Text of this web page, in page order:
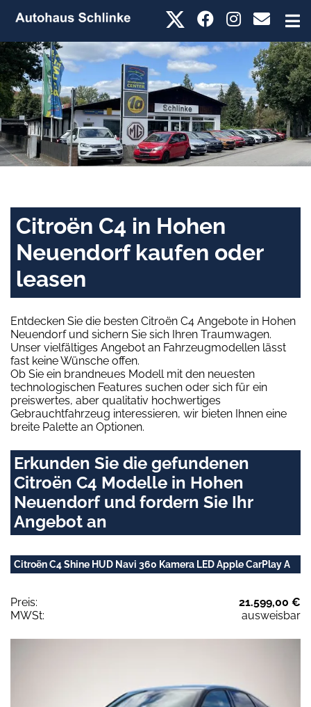
Citroën C4 in Hohen
Neuendorf kaufen oder
leasen
Entdecken Sie die besten Citroën C4 Angebote in Hohen
Neuendorf und sichern Sie sich Ihren Traumwagen.
Unser vielfältiges Angebot an Fahrzeugmodellen lässt
fast keine Wünsche offen.
Ob Sie ein brandneues Modell mit den neuesten
technologischen Features suchen oder sich für ein
preiswertes, aber qualitativ hochwertiges
Gebrauchtfahrzeug interessieren, wir bieten Ihnen eine
breite Palette an Optionen.
Erkunden Sie die gefundenen
Citroën C4 Modelle in Hohen
Neuendorf und fordern Sie Ihr
Angebot an
Citroën C4 Shine HUD Navi 360 Kamera LED Apple CarPlay A
Preis:
21.599,00 €
MWSt:
ausweisbar